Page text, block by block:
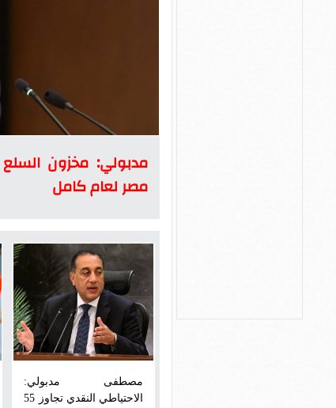
مدبولي: مخزون
مصر لعام كامل
مصطفى مدبولي:
الاحتياطي النقدي تجاوز 55